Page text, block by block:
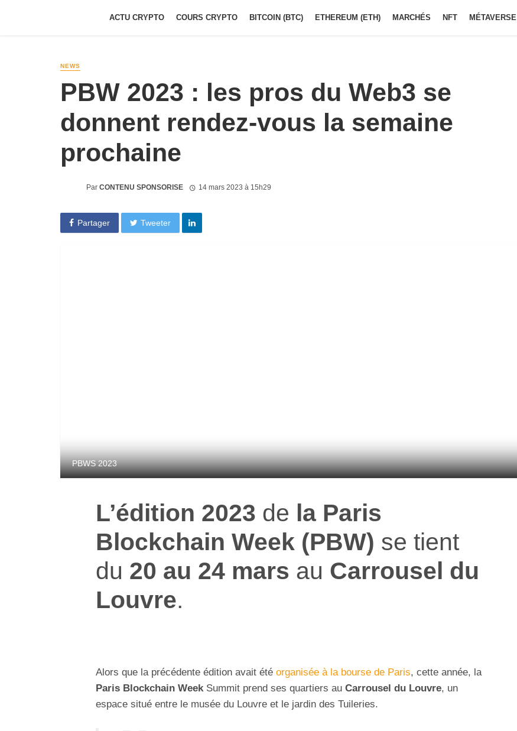
ACTU CRYPTO COURS CRYPTO BITCOIN (BTC) ETHEREUM (ETH) MARCHÉS NFT MÉTAVERSE
NEWS
PBW 2023 : les pros du Web3 se
donnent rendez-vous la semaine
prochaine
Par CONTENU SPONSORISE 14 mars 2023 à 15h29
Partager Tweeter
PBWS 2023
L’édition 2023 de la Paris
Blockchain Week (PBW) se tient
du 20 au 24 mars au Carrousel du
Louvre.
Alors que la précédente édition avait été organisée à la bourse de Paris, cette année, la
Paris Blockchain Week Summit prend ses quartiers au Carrousel du Louvre, un
espace situé entre le musée du Louvre et le jardin des Tuileries.